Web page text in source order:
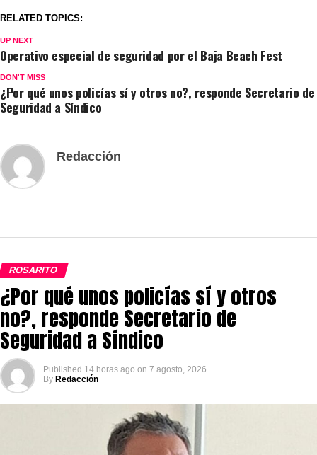
RELATED TOPICS:
UP NEXT
Operativo especial de seguridad por el Baja Beach Fest
DON'T MISS
¿Por qué unos policías sí y otros no?, responde Secretario de
Seguridad a Síndico
Redacción
ROSARITO
¿Por qué unos policías sí y otros
no?, responde Secretario de
Seguridad a Síndico
Published 14 horas ago on 7 agosto, 2026
By Redacción